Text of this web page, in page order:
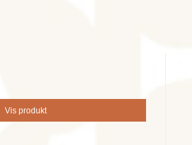
Vis produkt